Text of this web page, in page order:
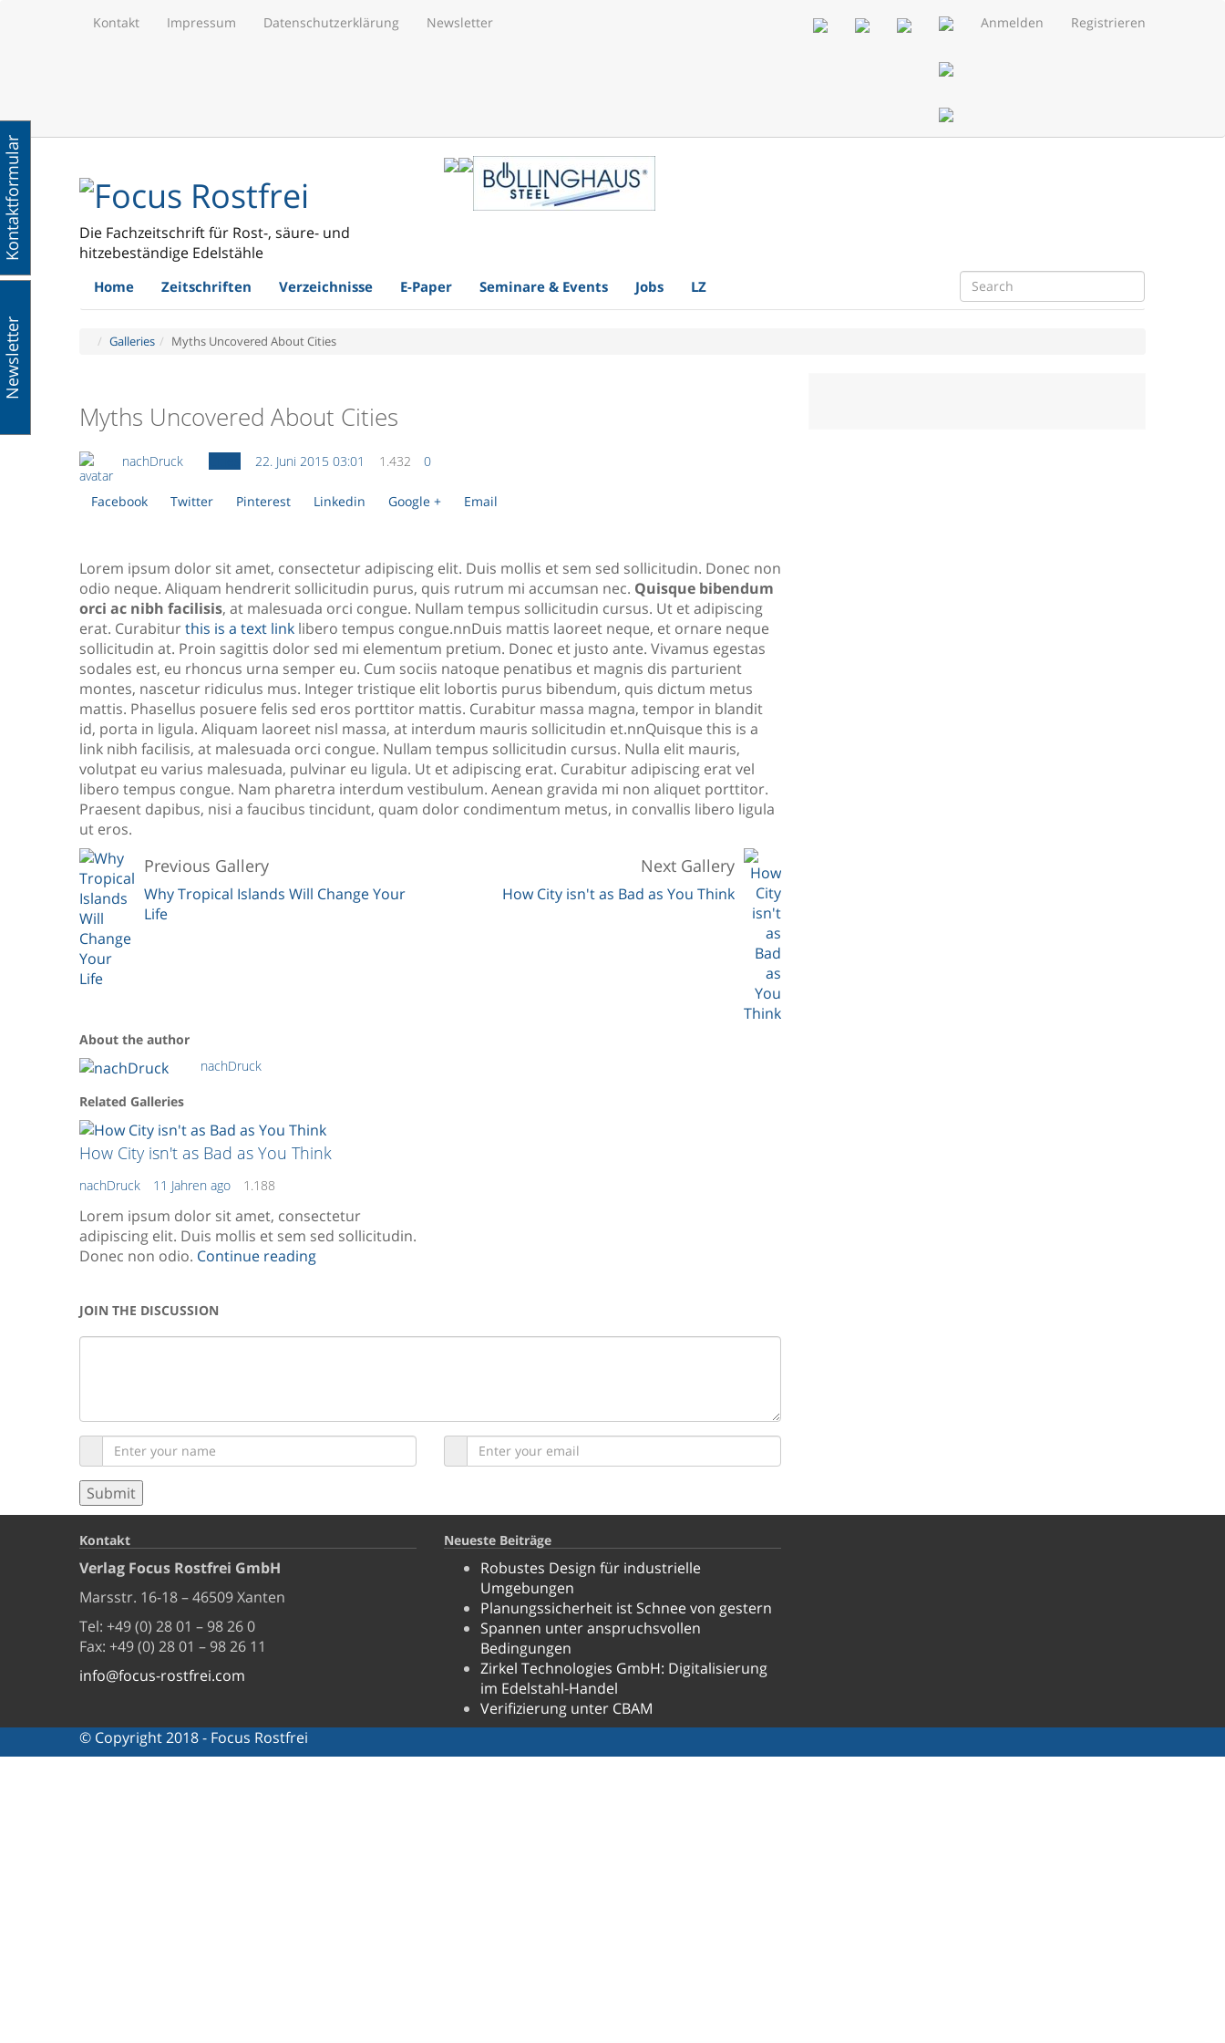
Kontakt Impressum Datenschutzerklärung Newsletter Anmelden Registrieren
Die Fachzeitschrift für Rost-, säure- und
hitzebeständige Edelstähle
Home Zeitschriften Verzeichnisse E-Paper Seminare & Events Jobs LZ
Galleries Myths Uncovered About Cities
Myths Uncovered About Cities
nachDruck 22. Juni 2015 03:01 1.432 0
Facebook Twitter Pinterest Linkedin Google + Email
Lorem ipsum dolor sit amet, consectetur adipiscing elit. Duis mollis et sem sed sollicitudin. Donec non
odio neque. Aliquam hendrerit sollicitudin purus, quis rutrum mi accumsan nec. Quisque bibendum
orci ac nibh facilisis, at malesuada orci congue. Nullam tempus sollicitudin cursus. Ut et adipiscing
erat. Curabiturthis is a text link libero tempus congue.nnDuis mattis laoreet neque, et ornare neque
sollicitudin at. Proin sagittis dolor sed mi elementum pretium. Donec et justo ante. Vivamus egestas
sodales est, eu rhoncus urna semper eu. Cum sociis natoque penatibus et magnis dis parturient
montes, nascetur ridiculus mus. Integer tristique elit lobortis purus bibendum, quis dictum metus
mattis. Phasellus posuere felis sed eros porttitor mattis. Curabitur massa magna, tempor in blandit
id, porta in ligula. Aliquam laoreet nisl massa, at interdum mauris sollicitudin et.nnQuisque this is a
link nibh facilisis, at malesuada orci congue. Nullam tempus sollicitudin cursus. Nulla elit mauris,
volutpat eu varius malesuada, pulvinar eu ligula. Ut et adipiscing erat. Curabitur adipiscing erat vel
libero tempus congue. Nam pharetra interdum vestibulum. Aenean gravida mi non aliquet porttitor.
Praesent dapibus, nisi a faucibus tincidunt, quam dolor condimentum metus, in convallis libero ligula
ut eros.
Previous Gallery
Why Tropical Islands Will Change Your
Life
Next Gallery
How City isn't as Bad as You Think
About the author
nachDruck
Related Galleries
How City isn't as Bad as You Think
nachDruck 11 Jahren ago 1.188
Lorem ipsum dolor sit amet, consectetur
adipiscing elit. Duis mollis et sem sed sollicitudin.
Donec non odio. Continue reading
JOIN THE DISCUSSION
Kontakt
Verlag Focus Rostfrei GmbH
Marsstr. 16-18 – 46509 Xanten
Tel: +49 (0) 28 01 – 98 26 0
Fax: +49 (0) 28 01 – 98 26 11
info@focus-rostfrei.com
Neueste Beiträge
Robustes Design für industrielle
Umgebungen
Planungssicherheit ist Schnee von gestern
Spannen unter anspruchsvollen
Bedingungen
Zirkel Technologies GmbH: Digitalisierung
im Edelstahl-Handel
Verifizierung unter CBAM
© Copyright 2018 - Focus Rostfrei
Newsletter
Kontaktformular